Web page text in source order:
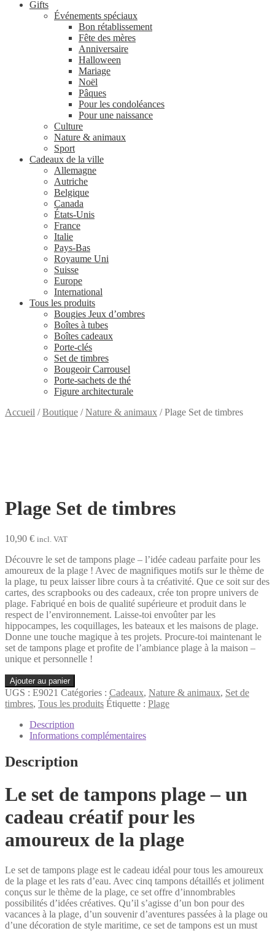
Gifts
Événements spéciaux
Bon rétablissement
Fête des mères
Anniversaire
Halloween
Mariage
Noël
Pâques
Pour les condoléances
Pour une naissance
Culture
Nature & animaux
Sport
Cadeaux de la ville
Allemagne
Autriche
Belgique
Canada
États-Unis
France
Italie
Pays-Bas
Royaume Uni
Suisse
Europe
International
Tous les produits
Bougies Jeux d’ombres
Boîtes à tubes
Boîtes cadeaux
Porte-clés
Set de timbres
Bougeoir Carrousel
Porte-sachets de thé
Figure architecturale
Accueil /Boutique /Nature & animaux /Plage Set de timbres
Plage Set de timbres
10,90 € incl. VAT
Découvre le set de tampons plage – l’idée cadeau parfaite pour les
amoureux de la plage ! Avec de magnifiques motifs sur le thème de
la plage, tu peux laisser libre cours à ta créativité. Que ce soit sur des
cartes, des scrapbooks ou des cadeaux, crée ton propre univers de
plage. Fabriqué en bois de qualité supérieure et produit dans le
respect de l’environnement. Laisse-toi envoûter par les
hippocampes, les coquillages, les bateaux et les maisons de plage.
Donne une touche magique à tes projets. Procure-toi maintenant le
set de tampons plage et profite de l’ambiance plage à la maison –
unique et personnelle !
quantité
de
Plage
timbres
Ajouter au panier
UGS : E9021 Catégories : Cadeaux, Nature & animaux, Set de
timbres, Tous les produits Étiquette : Plage
Description
Informations complémentaires
Description
Le set de tampons plage – un
cadeau créatif pour les
amoureux de la plage
Le set de tampons plage est le cadeau idéal pour tous les amoureux
de la plage et les rats d’eau. Avec cinq tampons détaillés et joliment
conçus sur le thème de la plage, ce set offre d’innombrables
possibilités d’idées créatives. Qu’il s’agisse d’un bon pour des
vacances à la plage, d’un souvenir d’aventures passées à la plage ou
d’une décoration de style maritime, ce set de tampons est un must